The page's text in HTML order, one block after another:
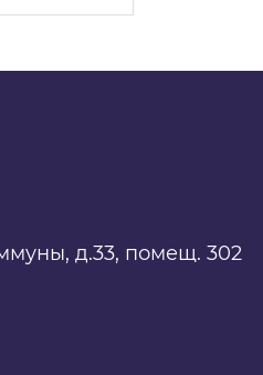
д.33, помещ. 302